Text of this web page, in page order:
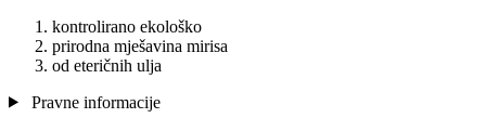
kontrolirano ekološko
prirodna mješavina mirisa
od eteričnih ulja
Pravne informacije